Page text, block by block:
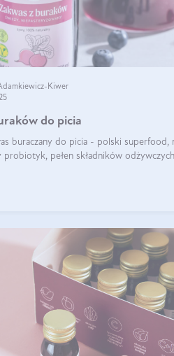
Kiwer
do picia
buraczany do picia - polski superfood,
probiotyk, pełen składników